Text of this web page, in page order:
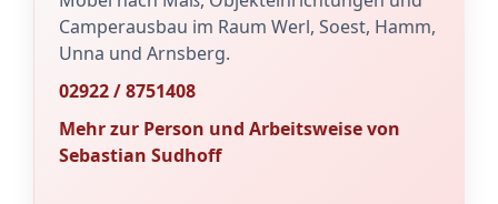
Camperausbau im Raum Werl, Soest, Hamm,
Unna und Arnsberg.
02922 / 8751408
Mehr zur Person und Arbeitsweise von
Sebastian Sudhoff